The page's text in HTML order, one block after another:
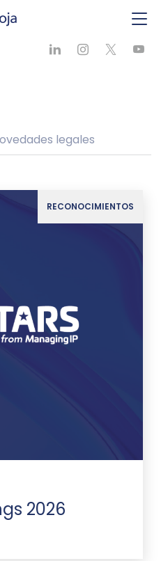
legales
RECONOCIMIENTOS
2026